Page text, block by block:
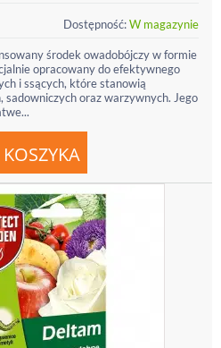
Dostępność:W magazynie
środek owadobójczy w formie
opracowany do efektywnego
i ssących, które stanowią
sadowniczych oraz warzywnych. Jego